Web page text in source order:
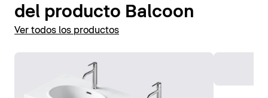
del producto Balcoon
Ver todos los productos